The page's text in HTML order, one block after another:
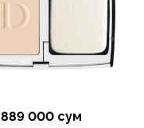
889 000 сум